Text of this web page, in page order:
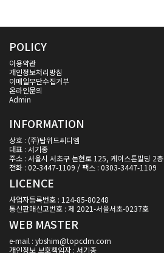
POLICY
이용약관
개인정보처리방침
이메일무단수집거부
온라인문의
Admin
INFORMATION
상호 : (주)탑위드씨디엠
대표 : 서기종
주소 : 서울시 서초구 논현로 125, 케이스톤빌딩 2층
전화 : 02-3447-1109 / 팩스 : 0303-3447-1109
LICENCE
사업자등록번호 : 124-85-80248
통신판매신고번호 : 제 2021-서울서초-0237호
WEB MASTER
e-mail : ybshim@topcdm.com
개인정보 보호책임자 : 서기종